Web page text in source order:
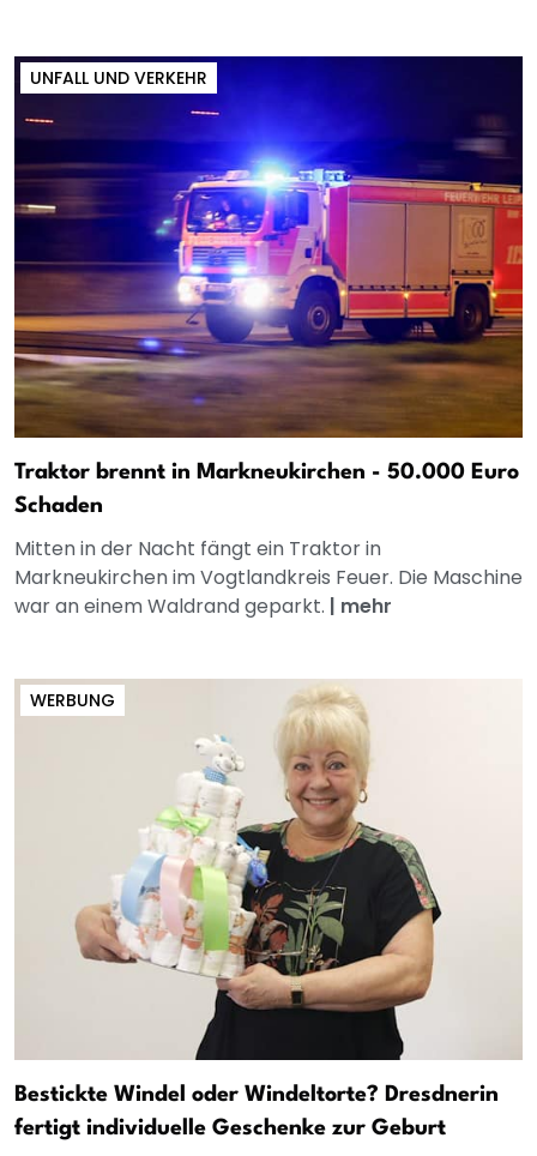
UNFALL UND VERKEHR
Traktor brennt in Markneukirchen - 50.000 Euro
Schaden
Mitten in der Nacht fängt ein Traktor in
Markneukirchen im Vogtlandkreis Feuer. Die Maschine
war an einem Waldrand geparkt. | mehr
WERBUNG
Bestickte Windel oder Windeltorte? Dresdnerin
fertigt individuelle Geschenke zur Geburt